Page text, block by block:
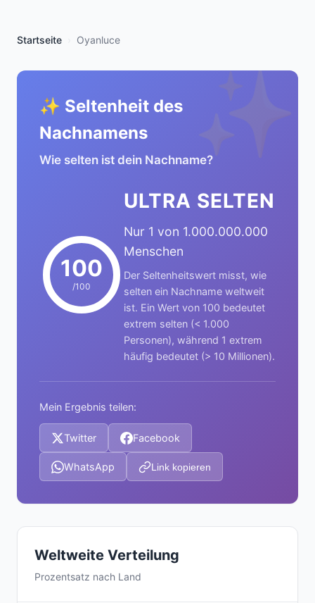
Startseite Oyanluce
✨
✨ Seltenheit des
Nachnamens
Wie selten ist dein Nachname?
100
/100
ULTRA SELTEN
Nur 1 von 1.000.000.000
Menschen
Der Seltenheitswert misst, wie
selten ein Nachname weltweit
ist. Ein Wert von 100 bedeutet
extrem selten (< 1.000
Personen), während 1 extrem
häufig bedeutet (> 10 Millionen).
Mein Ergebnis teilen:
Twitter Facebook
WhatsApp Link kopieren
Weltweite Verteilung
Prozentsatz nach Land